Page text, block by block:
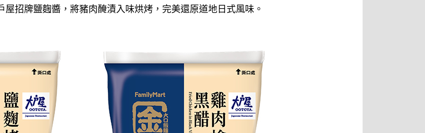
屋招牌鹽麴醬，將豬肉醃漬入味烘烤，完美還原道地日式風味。